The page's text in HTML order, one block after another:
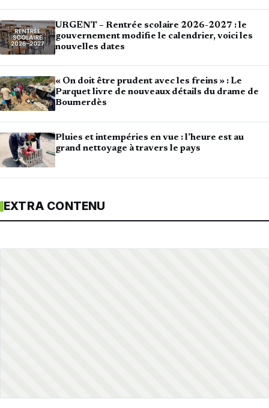
URGENT – Rentrée scolaire 2026-2027 : le
gouvernement modifie le calendrier, voici les
nouvelles dates
« On doit être prudent avec les freins » : Le
Parquet livre de nouveaux détails du drame de
Boumerdès
Pluies et intempéries en vue : l’heure est au
grand nettoyage à travers le pays
EXTRA CONTENU